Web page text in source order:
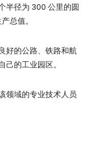
半径为 300 公里的圆
总值。
好的公路、铁路和航
的工业园区。
领域的专业技术人员